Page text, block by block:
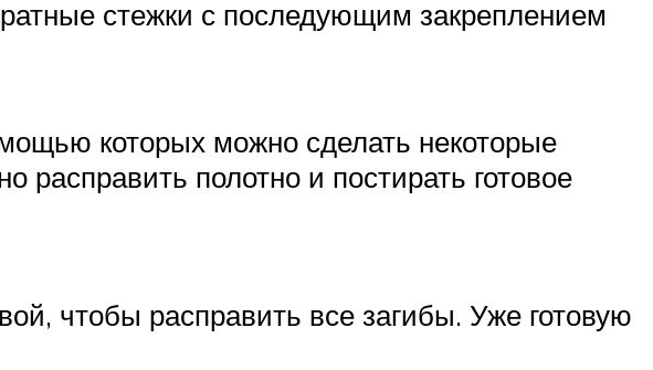
стежки с последующим закреплением
которых можно сделать некоторые
полотно и постирать готовое
чтобы расправить все загибы. Уже готовую